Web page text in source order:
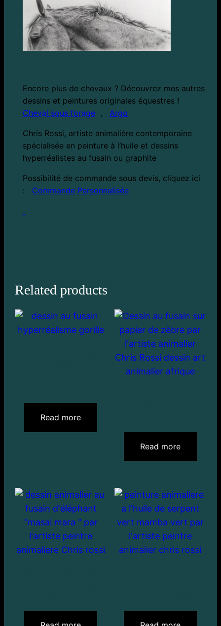
Encore plus de chevaux ? Découvrez mes autres
dessins et peintures originales équestres !
Cheval sous l’orage , Argo
Chris Rossi, artiste animalière contemporaine
spécialisée en peinture à l’huile et dessins
hyperréalistes au fusain ou graphite
Possibilité de commande sous devis, cliquez ici
: Commande Personnalisée
Related products
Read more
Read more